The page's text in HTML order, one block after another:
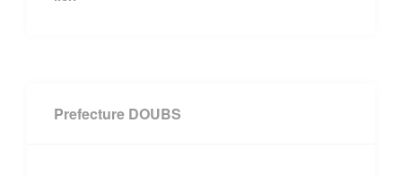
Prefecture DOUBS